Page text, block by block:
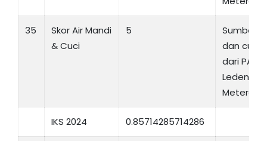
35
Skor Air Mandi
& Cuci
5
Sumber
dan cuci
dari PAM,
Ledeng
Meteran
IKS 2024 0.85714285714286